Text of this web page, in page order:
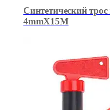
Синтетический
4mmX15M